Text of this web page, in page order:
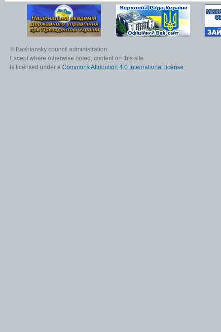
© Bashtansky council administration
Except where otherwise noted, content on this site
is licensed under a Commons Attribution 4.0 International license